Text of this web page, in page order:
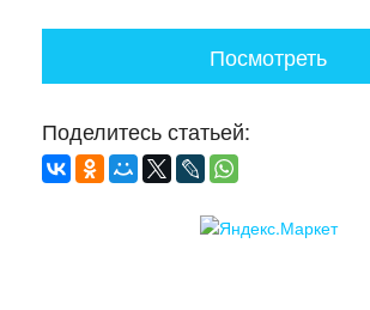
Посмотреть
Поделитесь статьей: